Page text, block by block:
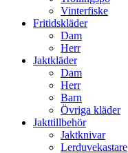
Vinterfiske
Fritidskläder
Dam
Herr
Jaktkläder
Dam
Herr
Barn
Övriga kläder
Jakttillbehör
Jaktknivar
Lerduvekastare